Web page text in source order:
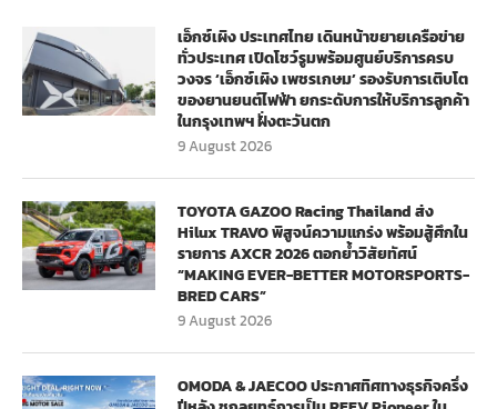
เอ็กซ์เผิง ประเทศไทย เดินหน้าขยายเครือข่าย
ทั่วประเทศ เปิดโชว์รูมพร้อมศูนย์บริการครบ
วงจร ‘เอ็กซ์เผิง เพชรเกษม’ รองรับการเติบโต
ของยานยนต์ไฟฟ้า ยกระดับการให้บริการลูกค้า
ในกรุงเทพฯ ฝั่งตะวันตก
9 August 2026
TOYOTA GAZOO Racing Thailand ส่ง
Hilux TRAVO พิสูจน์ความแกร่ง พร้อมสู้ศึกใน
รายการ AXCR 2026 ตอกย้ำวิสัยทัศน์
“MAKING EVER-BETTER MOTORSPORTS-
BRED CARS”
9 August 2026
OMODA & JAECOO ประกาศทิศทางธุรกิจครึ่ง